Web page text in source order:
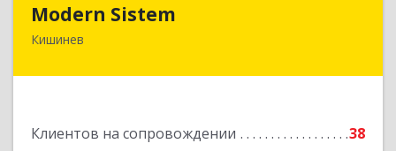
Modern Sistem
Кишинев
Клиентов на сопровождении
38
МОЛДОВА, РЕСПУБЛИКА , MD-2004, г. Кишинев,
Подробнее